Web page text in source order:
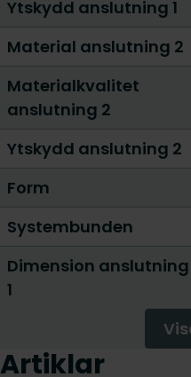
Ytskydd anslutning 1
Material anslutning 2
Materialkvalitet
anslutning 2
Ytskydd anslutning 2
Form
Systembunden
Dimension anslutning
1
Artiklar